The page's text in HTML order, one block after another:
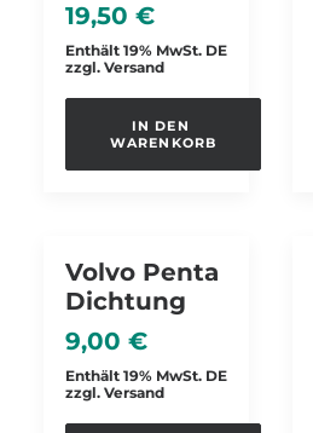
19,50 €
Enthält 19% MwSt. DE
zzgl. Versand
IN DEN
WARENKORB
Volvo Penta
Dichtung
9,00 €
Enthält 19% MwSt. DE
zzgl. Versand